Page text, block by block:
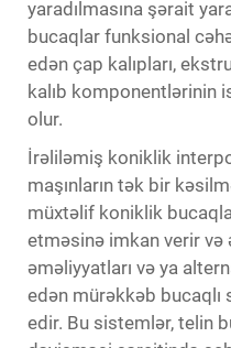
yaradılmasına şərait
bucaqlar funksional
edən çap kalıpları,
kalıb komponentlərinin
olur.
İrəliləmiş koniklik
maşınların tək bir
müxtəlif koniklik
etməsinə imkan verir və
əməliyyatları və ya
edən mürəkkəb bucaqlı
edir. Bu sistemlər, telin